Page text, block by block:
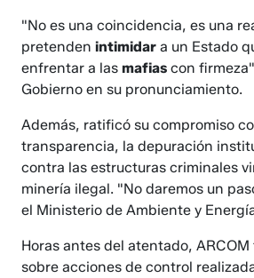
"No es una coincidencia, es una
pretendenintimidar a un Estado
enfrentar a lasmafias con
Gobierno en su pronunciamiento.
Además, ratificó su compromiso
transparencia, la depuración
contra las estructuras criminales
minería ilegal. "No daremos un
el Ministerio de Ambiente y
Horas antes del atentado,
sobre acciones de control